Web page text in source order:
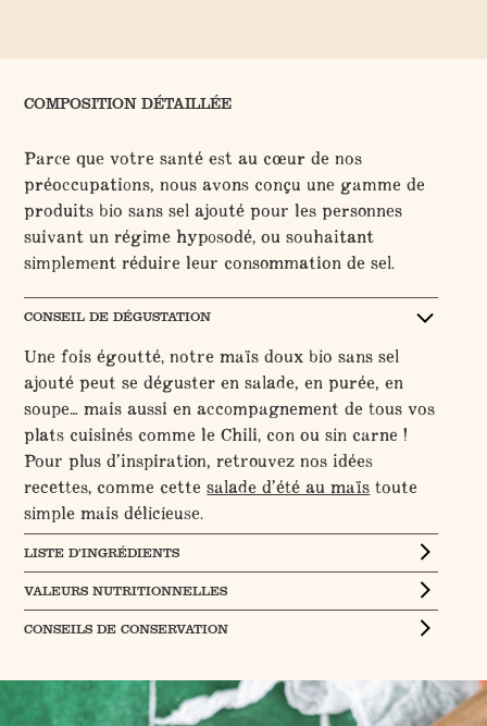
COMPOSITION DÉTAILLÉE
Parce que votre santé est au cœur de nos
préoccupations, nous avons conçu une gamme de
produits bio sans sel ajouté pour les personnes
suivant un régime hyposodé, ou souhaitant
simplement réduire leur consommation de sel.
CONSEIL DE DÉGUSTATION
Une fois égoutté, notre maïs doux bio sans sel
ajouté peut se déguster en salade, en purée, en
soupe… mais aussi en accompagnement de tous vos
plats cuisinés comme le Chili, con ou sin carne !
Pour plus d’inspiration, retrouvez nos idées
recettes, comme cettesalade d’été au maïs toute
simple mais délicieuse.
LISTE D’INGRÉDIENTS
VALEURS NUTRITIONNELLES
CONSEILS DE CONSERVATION